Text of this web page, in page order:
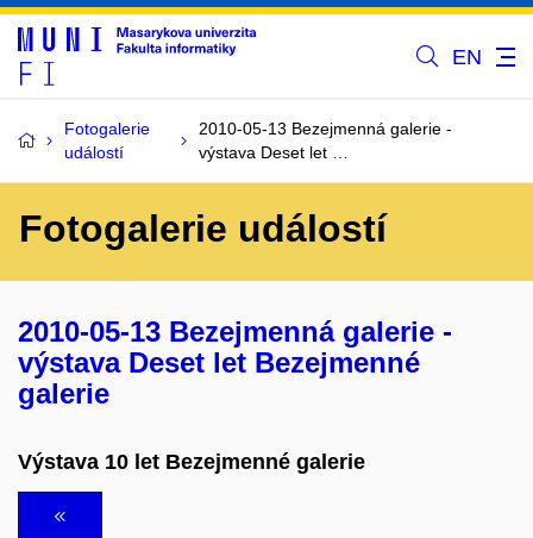
EN
Fotogalerie
událostí
2010-05-13 Bezejmenná galerie -
výstava Deset let …
Fotogalerie událostí
2010-05-13 Bezejmenná galerie -
výstava Deset let Bezejmenné
galerie
Výstava 10 let Bezejmenné galerie